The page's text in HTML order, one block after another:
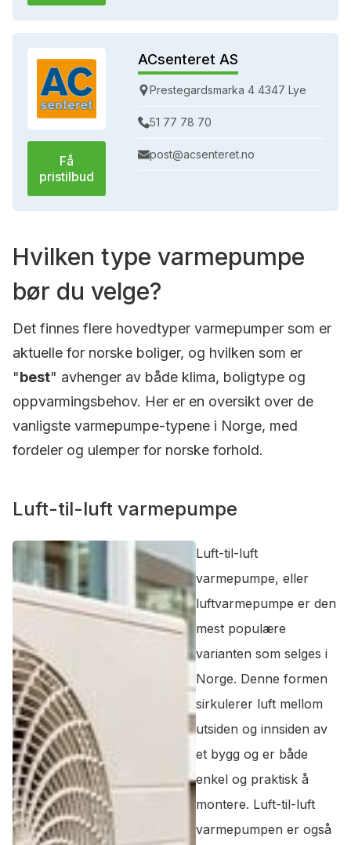
Få
pristilbud
ACsenteret AS
Prestegardsmarka 4 4347 Lye
51 77 78 70
post@acsenteret.no
Hvilken type varmepumpe
bør du velge?
Det finnes flere hovedtyper varmepumper som er
aktuelle for norske boliger, og hvilken som er
"best" avhenger av både klima, boligtype og
oppvarmingsbehov. Her er en oversikt over de
vanligste varmepumpe-typene i Norge, med
fordeler og ulemper for norske forhold.
Luft-til-luft varmepumpe
Luft-til-luft
varmepumpe, eller
luftvarmepumpe er den
mest populære
varianten som selges i
Norge. Denne formen
sirkulerer luft mellom
utsiden og innsiden av
et bygg og er både
enkel og praktisk å
montere. Luft-til-luft
varmepumpen er også